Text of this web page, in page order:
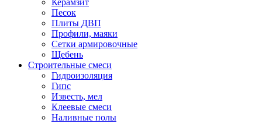
Керамзит
Песок
Плиты ДВП
Профили, маяки
Сетки армировочные
Щебень
Строительные смеси
Гидроизоляция
Гипс
Известь, мел
Клеевые смеси
Наливные полы